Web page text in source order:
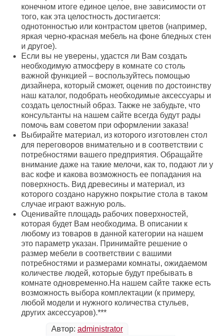
конечном итоге единое целое, вне зависимости от
того, как эта целостность достигается:
однотонностью или контрастом цветов (например,
яркая черно-красная мебель на фоне бледных стен
и другое).
Если вы не уверены, удастся ли Вам создать
необходимую атмосферу в комнате со столь
важной функцией – воспользуйтесь помощью
дизайнера, который сможет, оценив по достоинству
наш каталог, подобрать необходимые аксессуары и
создать целостный образ. Также не забудьте, что
консультанты на нашем сайте всегда будут рады
помочь вам советом при оформлении заказа!
Выбирайте материал, из которого изготовлен стол
для переговоров внимательно и в соответствии с
потребностями вашего предприятия. Обращайте
внимание даже на такие мелочи, как то, подают ли у
вас кофе и какова возможность ее попадания на
поверхность. Вид древесины и материал, из
которого создано наружно покрытие стола в таком
случае играют важную роль.
Оценивайте площадь рабочих поверхностей,
которая будет Вам необходима. В описании к
любому из товаров в данной категории на нашем
это параметр указан. Принимайте решение о
размер мебели в соответствии с вашими
потребностями и размерами комнаты, ожидаемом
количестве людей, которые будут пребывать в
комнате одновременно.На нашем сайте также есть
возможность выбора комплектации (к примеру,
любой модели и нужного количества стульев,
других аксессуаров).***
Автор: administrator